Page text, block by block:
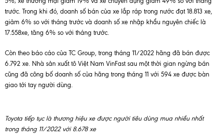
trước. Trong khi đó, doanh số bán của xe lắp ráp trong nước đạt 18.813 xe,
giảm 6% so với tháng trước và doanh số xe nhập khẩu nguyên chiếc là
17.558xe, tăng 6% so với tháng trước.
Còn theo báo cáo của TC Group, trong tháng 11/2022 hãng đã bán được
6.792 xe. Nhà sản xuất tô Việt Nam VinFast sau một thời gian ngừng bán
cũng đã công bố doanh số của hãng trong tháng 11 với 594 xe được bàn
giao tới tay người dùng.
Toyota tiếp tục là thương hiệu xe được người tiêu dùng mua nhiều nhất
trong tháng 11/2022 với 8.678 xe